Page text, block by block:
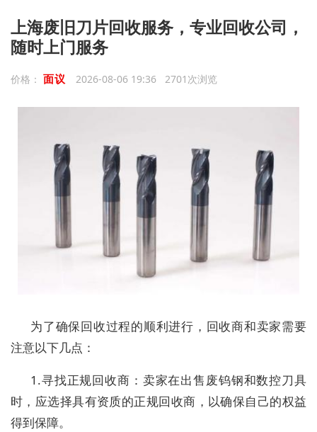
上海废旧刀片回收服务，专业回收公司，
随时上门服务
价格： 面议 2026-08-06 19:36 2701次浏览
为了确保回收过程的顺利进行，回收商和卖家需要
注意以下几点：
1.寻找正规回收商：卖家在出售废钨钢和数控刀具
时，应选择具有资质的正规回收商，以确保自己的权益
得到保障。